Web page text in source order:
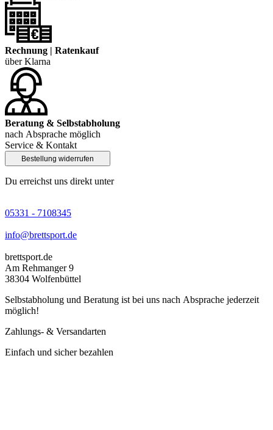
Rechnung | Ratenkauf
über Klarna
Beratung & Selbstabholung
nach Absprache möglich
Service & Kontakt
Bestellung widerrufen
Du erreichst uns direkt unter
05331 - 7108345
info@brettsport.de
brettsport.de
Am Rehmanger 9
38304 Wolfenbüttel
Selbstabholung und Beratung ist bei uns nach Absprache jederzeit
möglich!
Zahlungs- & Versandarten
Einfach und sicher bezahlen